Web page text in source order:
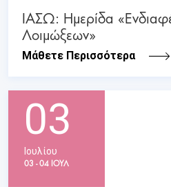
ΙΑΣΩ: Ημερίδα
Λοιμώξεων»
Μάθετε Περισσότερα
03
Ιουλίου
03 - 04 ΙΟΥΛ